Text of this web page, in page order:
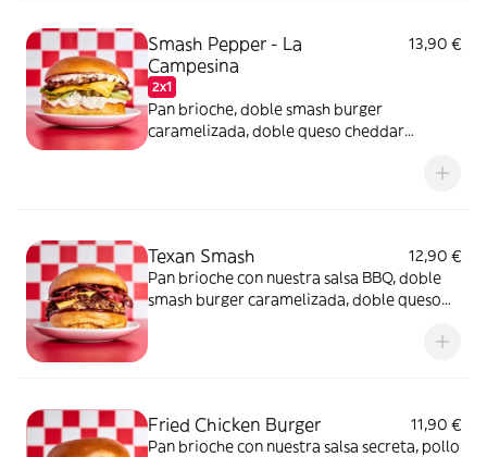
Smash Pepper - La
Campesina
2x1
13,90 €
Pan brioche, doble smash burger
caramelizada, doble queso cheddar
Texan Smash
12,90 €
Pan brioche con nuestra salsa BBQ, doble
smash burger caramelizada, doble queso
para darle dulzura y cebolla frita para el
Fried Chicken Burger
11,90 €
Pan brioche con nuestra salsa secreta, pollo